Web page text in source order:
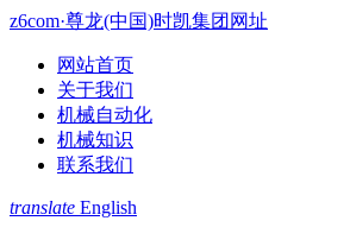
z6com·尊龙(中国)时凯集团网址
网站首页
关于我们
机械自动化
机械知识
联系我们
translate English